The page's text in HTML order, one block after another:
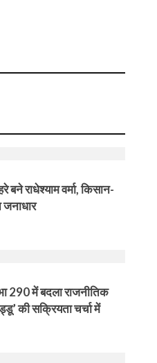
राधेश्याम वर्मा, किसान-
290 में बदला राजनीतिक
की सक्रियता चर्चा में